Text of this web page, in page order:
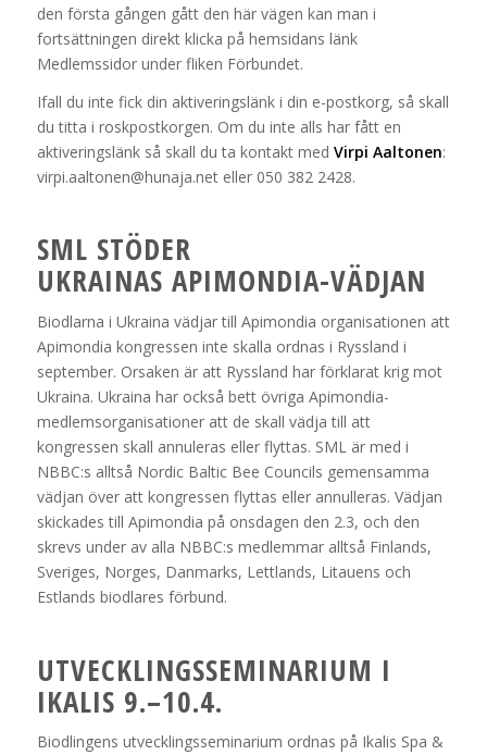
den första gången gått den här vägen kan man i
fortsättningen direkt klicka på hemsidans länk
Medlemssidor under fliken Förbundet.
Ifall du inte fick din aktiveringslänk i din e-postkorg, så skall
du titta i roskpostkorgen. Om du inte alls har fått en
aktiveringslänk så skall du ta kontakt med Virpi Aaltonen:
virpi.aaltonen@hunaja.net eller 050 382 2428.
SML STÖDER
UKRAINAS APIMONDIA-VÄDJAN
Biodlarna i Ukraina vädjar till Apimondia organisationen att
Apimondia kongressen inte skalla ordnas i Ryssland i
september. Orsaken är att Ryssland har förklarat krig mot
Ukraina. Ukraina har också bett övriga Apimondia-
medlemsorganisationer att de skall vädja till att
kongressen skall annuleras eller flyttas. SML är med i
NBBC:s alltså Nordic Baltic Bee Councils gemensamma
vädjan över att kongressen flyttas eller annulleras. Vädjan
skickades till Apimondia på onsdagen den 2.3, och den
skrevs under av alla NBBC:s medlemmar alltså Finlands,
Sveriges, Norges, Danmarks, Lettlands, Litauens och
Estlands biodlares förbund.
UTVECKLINGSSEMINARIUM I
IKALIS 9.–10.4.
Biodlingens utvecklingsseminarium ordnas på Ikalis Spa &